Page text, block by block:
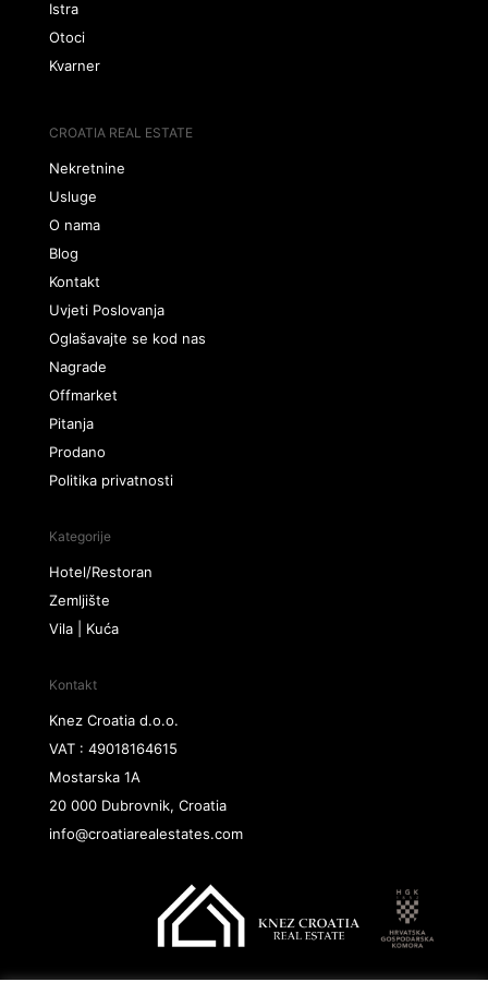
Istra
Otoci
Kvarner
CROATIA REAL ESTATE
Nekretnine
Usluge
O nama
Blog
Kontakt
Uvjeti Poslovanja
Oglašavajte se kod nas
Nagrade
Offmarket
Pitanja
Prodano
Politika privatnosti
Kategorije
Hotel/Restoran
Zemljište
Vila | Kuća
Kontakt
Knez Croatia d.o.o.
VAT : 49018164615
Mostarska 1A
20 000 Dubrovnik, Croatia
info@croatiarealestates.com